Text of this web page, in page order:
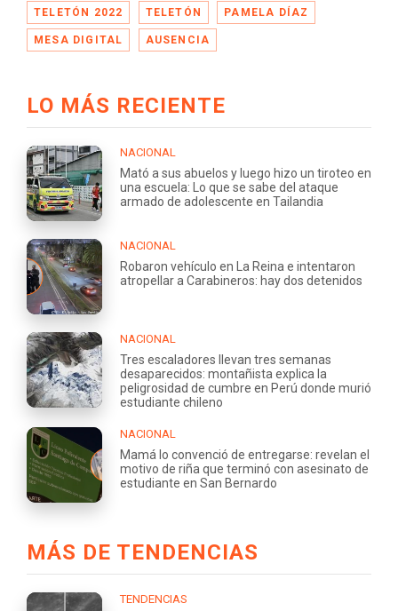
TELETÓN 2022 TELETÓN PAMELA DÍAZ
MESA DIGITAL AUSENCIA
LO MÁS RECIENTE
NACIONAL
Mató a sus abuelos y luego hizo un tiroteo en
una escuela: Lo que se sabe del ataque
armado de adolescente en Tailandia
NACIONAL
Robaron vehículo en La Reina e intentaron
atropellar a Carabineros: hay dos detenidos
NACIONAL
Tres escaladores llevan tres semanas
desaparecidos: montañista explica la
peligrosidad de cumbre en Perú donde murió
estudiante chileno
NACIONAL
Mamá lo convenció de entregarse: revelan el
motivo de riña que terminó con asesinato de
estudiante en San Bernardo
MÁS DE TENDENCIAS
TENDENCIAS